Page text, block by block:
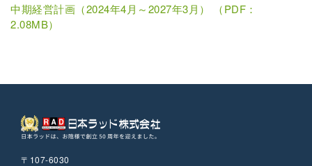
中期経営計画（2024年4月～2027年3月） （PDF：
2.08MB）
〒107-6030